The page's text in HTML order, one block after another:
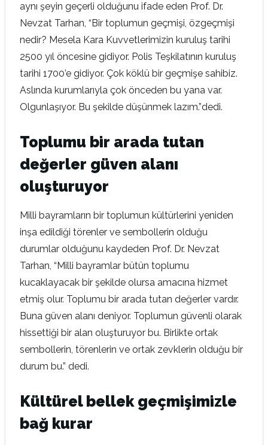
aynı şeyin geçerli olduğunu ifade eden Prof. Dr.
Nevzat Tarhan, “Bir toplumun geçmişi, özgeçmişi
nedir? Mesela Kara Kuvvetlerimizin kuruluş tarihi
2500 yıl öncesine gidiyor. Polis Teşkilatının kuruluş
tarihi 1700’e gidiyor. Çok köklü bir geçmişe sahibiz.
Aslında kurumlarıyla çok önceden bu yana var.
Olgunlaşıyor. Bu şekilde düşünmek lazım.”dedi.
Toplumu bir arada tutan
değerler güven alanı
oluşturuyor
Milli bayramların bir toplumun kültürlerini yeniden
inşa edildiği törenler ve sembollerin olduğu
durumlar olduğunu kaydeden Prof. Dr. Nevzat
Tarhan, “Milli bayramlar bütün toplumu
kucaklayacak bir şekilde olursa amacına hizmet
etmiş olur. Toplumu bir arada tutan değerler vardır.
Buna güven alanı deniyor. Toplumun güvenli olarak
hissettiği bir alan oluşturuyor bu. Birlikte ortak
sembollerin, törenlerin ve ortak zevklerin olduğu bir
durum bu.” dedi.
Kültürel bellek geçmişimizle
bağ kurar